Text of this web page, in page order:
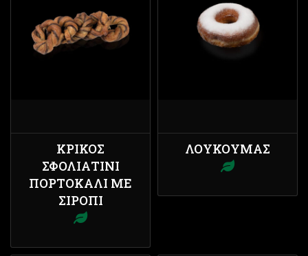
ΚΡΊΚΟΣ
ΣΦΟΛΙΑΤΊΝΙ
ΠΟΡΤΟΚΆΛΙ ΜΕ
ΣΙΡΌΠΙ
ΛΟΥΚΟΥΜΆΣ